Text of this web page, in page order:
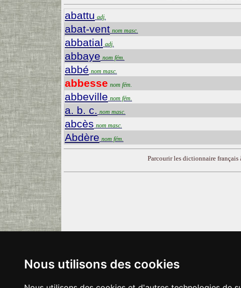
Nous utilisons des cookies
abattu adj.
abat-vent nom masc.
abbatial adj.
abbaye nom fém.
abbé nom masc.
abbesse nom fém.
abbeville nom fém.
a. b. c. nom masc.
abcès nom masc.
Abdère nom fém.
Parcourir les dictionnaire français